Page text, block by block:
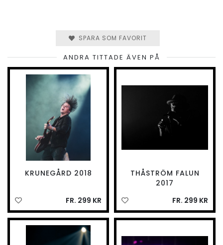
SPARA SOM FAVORIT
ANDRA TITTADE ÄVEN PÅ
KRUNEGÅRD 2018
FR. 299 KR
THÅSTRÖM FALUN
2017
FR. 299 KR